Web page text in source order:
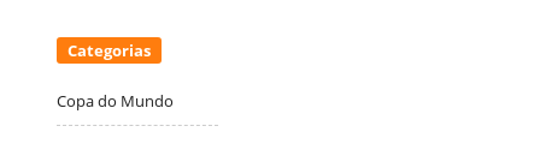
Categorias
Copa do Mundo